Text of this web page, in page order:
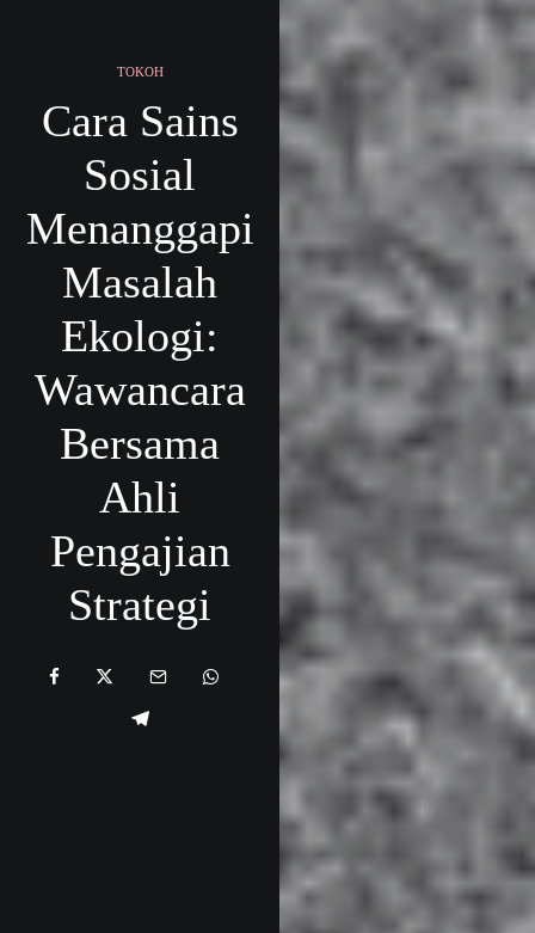
TOKOH
Cara Sains
Sosial
Menanggapi
Masalah
Ekologi:
Wawancara
Bersama
Ahli
Pengajian
Strategi